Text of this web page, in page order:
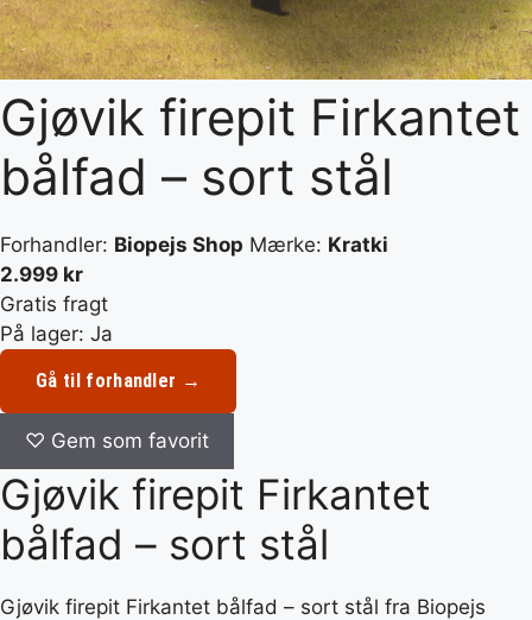
Gjøvik firepit Firkantet
bålfad – sort stål
Forhandler: Biopejs Shop Mærke: Kratki
2.999 kr
Gratis fragt
På lager: Ja
Gå til forhandler →
♡ Gem som favorit
Gjøvik firepit Firkantet
bålfad – sort stål
Gjøvik firepit Firkantet bålfad – sort stål fra Biopejs